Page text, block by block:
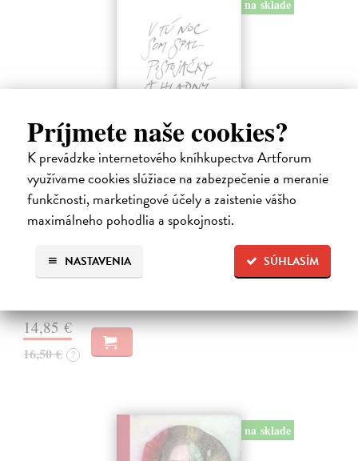
Príjmete naše cookies?
K prevádzke internetového kníhkupectva Artforum
využívame cookies slúžiace na zabezpečenie a meranie
funkčnosti, marketingové účely a zaistenie vášho
maximálneho pohodlia a spokojnosti.
SÚHLASÍM
NASTAVENIA
na sklade
V tú noc som spal postojačky a hladný
Švábenský Waldemar
| Kniha
Kniha V tú noc som spal postojačky a hladný je poetickým denníkom
nespavého pozorovateľa sveta, ktorý sa prebíja životom s otvorenými
očami a srdcom. Waldemar Švábenský v nej destiluje desať rokov
básnických…
14,85 €
16,50 € ?
na sklade